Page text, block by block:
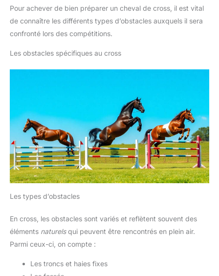
Pour achever de bien préparer un cheval de cross, il est vital
de connaître les différents types d’obstacles auxquels il sera
confronté lors des compétitions.
Les obstacles spécifiques au cross
Les types d’obstacles
En cross, les obstacles sont variés et reflètent souvent des
éléments naturelsqui peuvent être rencontrés en plein air.
Parmi ceux-ci, on compte :
Les troncs et haies fixes